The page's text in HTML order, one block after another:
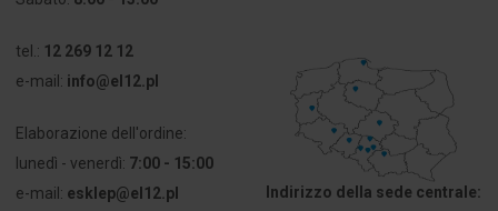
Stopień
ochrony
(NEMA)
tel.: 12 269 12 12
e-mail: info@el12.pl
Elaborazione dell'ordine:
lunedì - venerdì: 7:00 - 15:00
e-mail: esklep@el12.pl
Indirizzo della sede centrale: